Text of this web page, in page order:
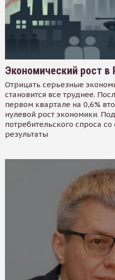
Экономический рост в
Отрицать серьезные
становится все труднее.
первом квартале на 0,6%
нулевой рост экономики.
потребительского спроса
результаты